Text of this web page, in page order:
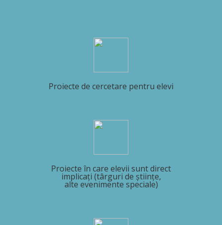
Proiecte de cercetare pentru elevi
Proiecte în care elevii sunt direct
implicați (târguri de științe,
alte evenimente speciale)